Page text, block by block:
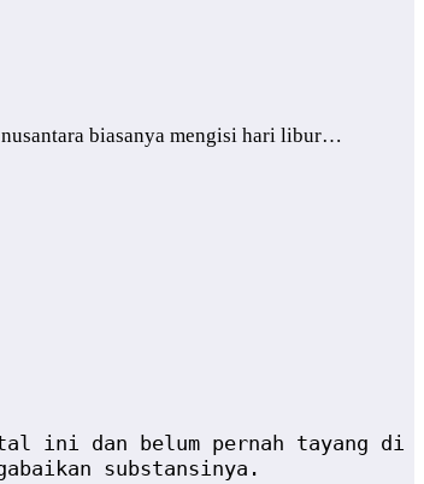
biasanya mengisi hari libur…
ini dan belum pernah tayang di
substansinya.